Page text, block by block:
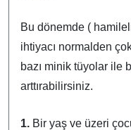
Bu dönemde (
ihtiyacı normalden
bazı minik tüyolar ile
arttırabilirsiniz.
1. Bir yaş ve üzeri